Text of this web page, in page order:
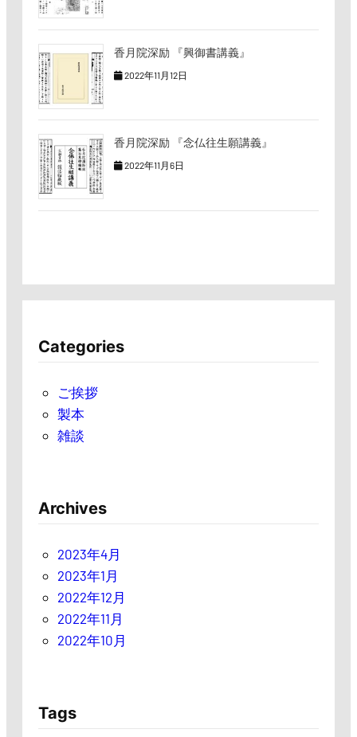
香月院深励 『興御書講義』
2022年11月12日
香月院深励 『念仏往生願講義』
2022年11月6日
Categories
ご挨拶
製本
雑談
Archives
2023年4月
2023年1月
2022年12月
2022年11月
2022年10月
Tags